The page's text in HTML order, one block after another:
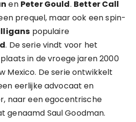
en Peter Gould. Better Call
prequel, maar ook een spin-
populaire
. De serie vindt voor het
in de vroege jaren 2000
Mexico. De serie ontwikkelt
eerlijke advocaat en
naar een egocentrische
Saul Goodman.